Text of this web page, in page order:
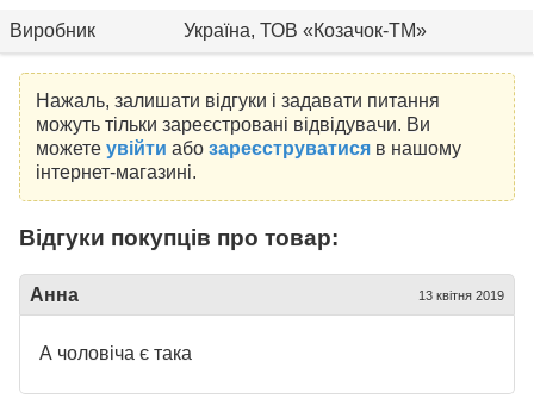
Виробник Україна, ТОВ «Козачок-ТМ»
Нажаль, залишати відгуки і задавати питання
можуть тільки зареєстровані відвідувачи. Ви
можете увійти або зареєструватисяв нашому
інтернет-магазині.
Відгуки покупців про товар:
Анна 13 квітня 2019
А чоловіча є така